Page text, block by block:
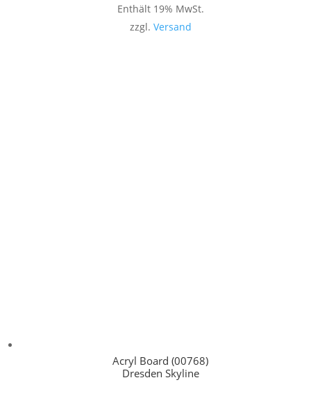
Enthält 19% MwSt.
zzgl. Versand
Acryl Board (00768)
Dresden Skyline